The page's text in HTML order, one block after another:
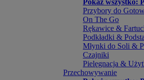
Pokaż wszystko:
Przybory do
On The Go
Rękawice &
Podkładki &
Młynki do Soli &
Czajniki
Pielęgnacja &
Przechowywanie